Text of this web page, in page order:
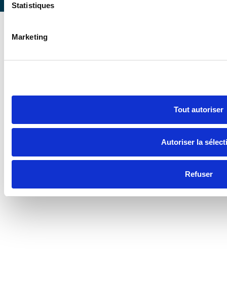
Statistiques
Marketing
Tout autoriser
Autoriser la
Refuser